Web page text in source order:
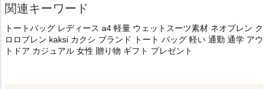
関連キーワード
トートバッグ レディース a4 軽量 ウェットスーツ素材 ネオプレン ク
ロロプレン kaksi カクシ ブランド トート バッグ 軽い 通勤 通学 アウ
トドア カジュアル 女性 贈り物 ギフト プレゼント